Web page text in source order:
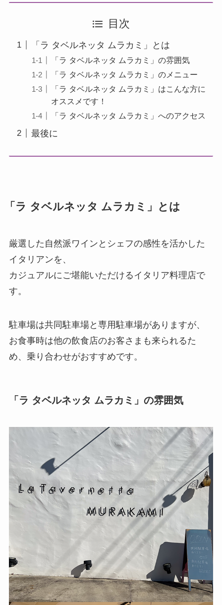
目次
「ラ タベルネッタ ムラカミ」とは
「ラ タベルネッタ ムラカミ」の雰囲気
「ラ タベルネッタ ムラカミ」のメニュー
「ラ タベルネッタ ムラカミ」はこんな方に
オススメです！
「ラ タベルネッタ ムラカミ」へのアクセス
最後に
「 ラ タベルネッタ ムラカミ 」とは
厳選した自然派ワインとシェフの感性を活かした
イタリアンを、
カジュアルにご堪能いただけるイタリア料理店で
す。
駐車場は共同駐車場と専用駐車場がありますが、
お食事時は他の飲食店のお客さまも来られるた
め、乗り合わせがおすすめです。
「 ラ タベルネッタ ムラカミ 」の雰囲気